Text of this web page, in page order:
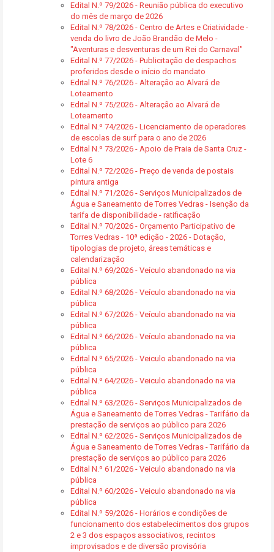
Edital N.º 79/2026 - Reunião pública do executivo
do mês de março de 2026
Edital N.º 78/2026 - Centro de Artes e Criatividade -
venda do livro de João Brandão de Melo -
"Aventuras e desventuras de um Rei do Carnaval"
Edital N.º 77/2026 - Publicitação de despachos
proferidos desde o início do mandato
Edital N.º 76/2026 - Alteração ao Alvará de
Loteamento
Edital N.º 75/2026 - Alteração ao Alvará de
Loteamento
Edital N.º 74/2026 - Licenciamento de operadores
de escolas de surf para o ano de 2026
Edital N.º 73/2026 - Apoio de Praia de Santa Cruz -
Lote 6
Edital N.º 72/2026 - Preço de venda de postais
pintura antiga
Edital N.º 71/2026 - Serviços Municipalizados de
Água e Saneamento de Torres Vedras - Isenção da
tarifa de disponibilidade - ratificação
Edital N.º 70/2026 - Orçamento Participativo de
Torres Vedras - 10ª edição - 2026 - Dotação,
tipologias de projeto, áreas temáticas e
calendarização
Edital N.º 69/2026 - Veículo abandonado na via
pública
Edital N.º 68/2026 - Veículo abandonado na via
pública
Edital N.º 67/2026 - Veículo abandonado na via
pública
Edital N.º 66/2026 - Veículo abandonado na via
pública
Edital N.º 65/2026 - Veiculo abandonado na via
pública
Edital N.º 64/2026 - Veiculo abandonado na via
pública
Edital N.º 63/2026 - Serviços Municipalizados de
Água e Saneamento de Torres Vedras - Tarifário da
prestação de serviços ao público para 2026
Edital N.º 62/2026 - Serviços Municipalizados de
Água e Saneamento de Torres Vedras - Tarifário da
prestação de serviços ao público para 2026
Edital N.º 61/2026 - Veiculo abandonado na via
pública
Edital N.º 60/2026 - Veiculo abandonado na via
pública
Edital N.º 59/2026 - Horários e condições de
funcionamento dos estabelecimentos dos grupos
2 e 3 dos espaços associativos, recintos
improvisados e de diversão provisória